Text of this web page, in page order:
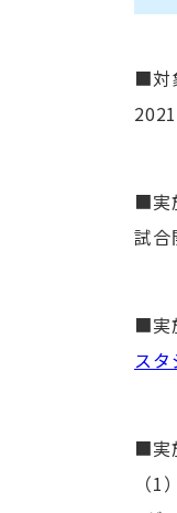
■対
■実
試合
■実
ス
■実
（